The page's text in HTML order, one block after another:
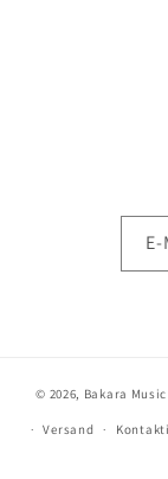
© 2026, Bakara Music
Versand